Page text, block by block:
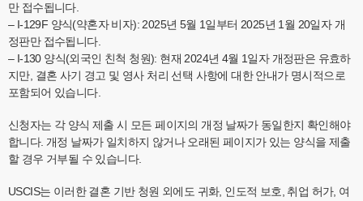
만 접수됩니다.
– I-129F 양식(약혼자 비자): 2025년 5월 1일부터 2025년 1월 20일자 개
정판만 접수됩니다.
– I-130 양식(외국인 친척 청원): 현재 2024년 4월 1일자 개정판은 유효하
지만, 결혼 사기 경고 및 영사 처리 선택 사항에 대한 안내가 명시적으로
포함되어 있습니다.
신청자는 각 양식 제출 시 모든 페이지의 개정 날짜가 동일한지 확인해야
합니다. 개정 날짜가 일치하지 않거나 오래된 페이지가 있는 양식을 제출
할 경우 거부될 수 있습니다.
USCIS는 이러한 결혼 기반 청원 외에도 귀화, 인도적 보호, 취업 허가, 여